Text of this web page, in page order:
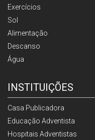
Exercícios
Sol
Alimentação
Descanso
Água
INSTITUIÇÕES
Casa Publicadora
Educação Adventista
Hospitais Adventistas